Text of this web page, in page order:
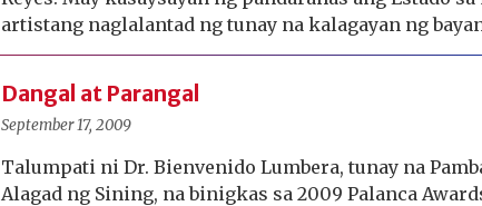
artistang naglalantad ng tunay na kalagayan ng
Dangal at Parangal
September 17, 2009
Talumpati ni Dr. Bienvenido Lumbera, tunay na
Alagad ng Sining, na binigkas sa 2009 Palanca